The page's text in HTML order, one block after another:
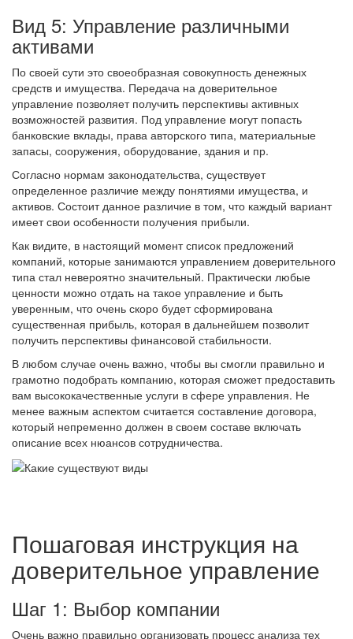
Вид 5: Управление различными
активами
По своей сути это своеобразная совокупность денежных
средств и имущества. Передача на доверительное
управление позволяет получить перспективы активных
возможностей развития. Под управление могут попасть
банковские вклады, права авторского типа, материальные
запасы, сооружения, оборудование, здания и пр.
Согласно нормам законодательства, существует
определенное различие между понятиями имущества, и
активов. Состоит данное различие в том, что каждый вариант
имеет свои особенности получения прибыли.
Как видите, в настоящий момент список предложений
компаний, которые занимаются управлением доверительного
типа стал невероятно значительный. Практически любые
ценности можно отдать на такое управление и быть
уверенным, что очень скоро будет сформирована
существенная прибыль, которая в дальнейшем позволит
получить перспективы финансовой стабильности.
В любом случае очень важно, чтобы вы смогли правильно и
грамотно подобрать компанию, которая сможет предоставить
вам высококачественные услуги в сфере управления. Не
менее важным аспектом считается составление договора,
который непременно должен в своем составе включать
описание всех нюансов сотрудничества.
Пошаговая инструкция на
доверительное управление
Шаг 1: Выбор компании
Очень важно правильно организовать процесс анализа тех